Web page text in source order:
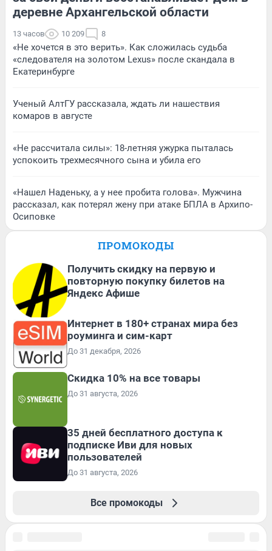
деревне Архангельской области
13 часов 10 209 8
«Не хочется в это верить». Как сложилась судьба
«следователя на золотом Lexus» после скандала в
Екатеринбурге
Ученый АлтГУ рассказала, ждать ли нашествия
комаров в августе
«Не рассчитала силы»: 18-летняя ужурка пыталась
успокоить трехмесячного сына и убила его
«Нашел Наденьку, а у нее пробита голова». Мужчина
рассказал, как потерял жену при атаке БПЛА в Архипо-
Осиповке
ПРОМОКОДЫ
Получить скидку на первую и
повторную покупку билетов на
Яндекс Афише
Интернет в 180+ странах мира без
роуминга и сим-карт
До 31 декабря, 2026
Скидка 10% на все товары
До 31 августа, 2026
35 дней бесплатного доступа к
подписке Иви для новых
пользователей
До 31 августа, 2026
Все промокоды